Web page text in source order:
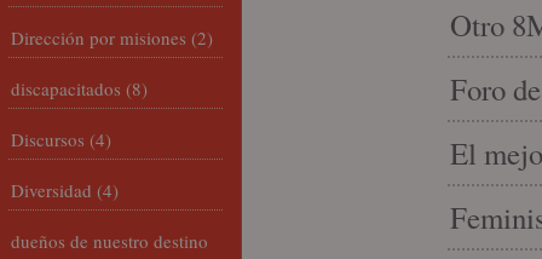
Otro
Foro
El
Dirección por misiones (2)
discapacitados (8)
Discursos (4)
Diversidad (4)
dueños de nuestro destino